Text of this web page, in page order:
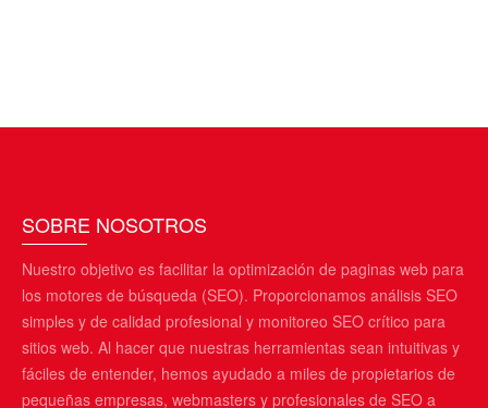
SOBRE NOSOTROS
Nuestro objetivo es facilitar la optimización de paginas web para
los motores de búsqueda (SEO). Proporcionamos análisis SEO
simples y de calidad profesional y monitoreo SEO crítico para
sitios web. Al hacer que nuestras herramientas sean intuitivas y
fáciles de entender, hemos ayudado a miles de propietarios de
pequeñas empresas, webmasters y profesionales de SEO a